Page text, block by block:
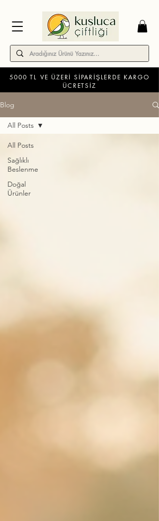
5000 TL VE ÜZERİ SİPARİŞLERDE KARGO
ÜCRETSİZ
Blog
All Posts
Sağlıklı
Beslenme
Doğal
Ürünler
All Posts